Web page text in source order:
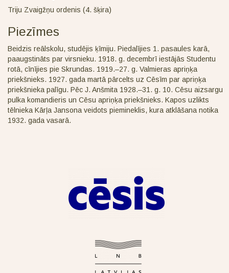
Triju Zvaigžņu ordenis (4. šķira)
Piezīmes
Beidzis reālskolu, studējis ķīmiju. Piedalījies 1. pasaules karā,
paaugstināts par virsnieku. 1918. g. decembrī iestājās Studentu
rotā, cīnījies pie Skrundas. 1919.–27. g. Valmieras apriņķa
priekšnieks. 1927. gada martā pārcelts uz Cēsīm par apriņķa
priekšnieka palīgu. Pēc J. Anšmita 1928.–31. g. 10. Cēsu aizsargu
pulka komandieris un Cēsu apriņķa priekšnieks. Kapos uzlikts
tēlnieka Kārļa Jansona veidots piemineklis, kura atklāšana notika
1932. gada vasarā.